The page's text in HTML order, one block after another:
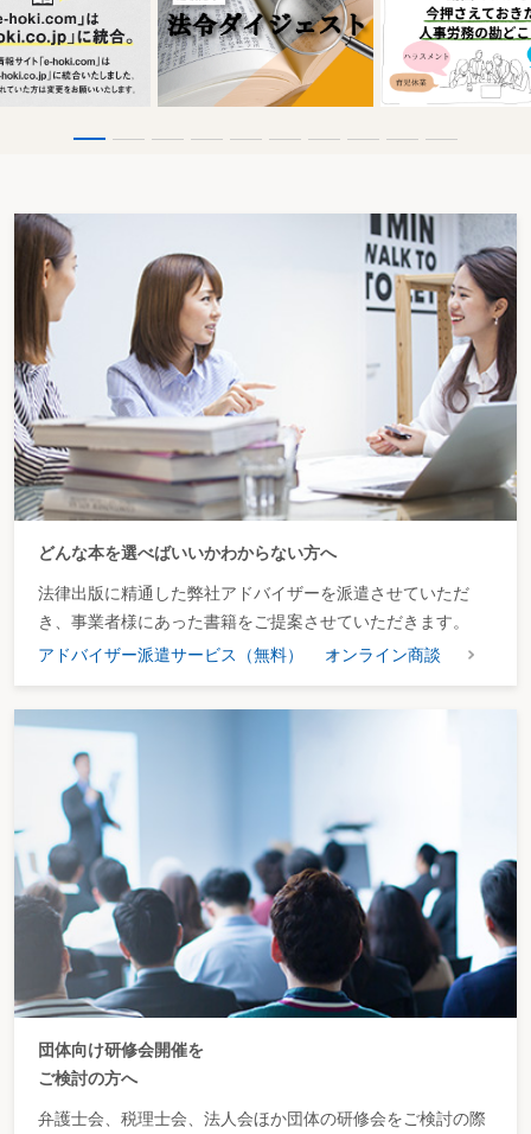
どんな本を選べばいいかわからない方へ
法律出版に精通した弊社アドバイザーを派遣させていただ
き、事業者様にあった書籍をご提案させていただきます。
アドバイザー派遣サービス（無料）
オンライン商談
団体向け研修会開催を
ご検討の方へ
弁護士会、税理士会、法人会ほか団体の研修会をご検討の際